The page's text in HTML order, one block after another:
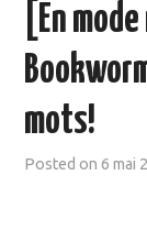
DOCUMENTS
MOOC SUIVIS
EVÉNEMENTS
[En
mots!
Posted on6 mai